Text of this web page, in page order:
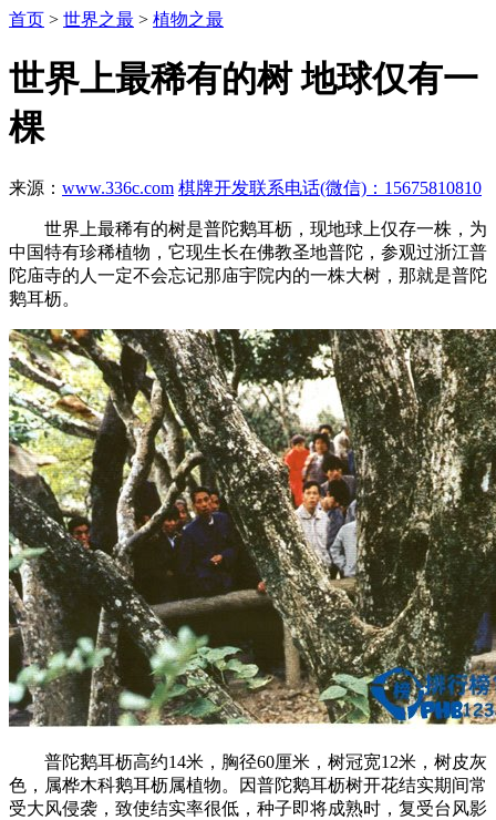
首页 > 世界之最 > 植物之最
世界上最稀有的树 地球仅有一
棵
来源： www.336c.com 棋牌开发联系电话(微信)：15675810810
世界上最稀有的树是普陀鹅耳枥，现地球上仅存一株，为
中国特有珍稀植物，它现生长在佛教圣地普陀，参观过浙江普
陀庙寺的人一定不会忘记那庙宇院内的一株大树，那就是普陀
鹅耳枥。
普陀鹅耳枥高约14米，胸径60厘米，树冠宽12米，树皮灰
色，属桦木科鹅耳枥属植物。因普陀鹅耳枥树开花结实期间常
受大风侵袭，致使结实率很低，种子即将成熟时，复受台风影